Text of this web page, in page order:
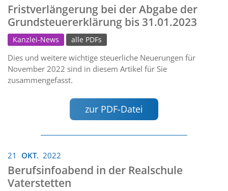
Fristverlängerung bei der Abgabe der
Grundsteuererklärung bis 31.01.2023
Kanzlei-News alle PDFs
Dies und weitere wichtige steuerliche Neuerungen für
November 2022 sind in diesem Artikel für Sie
zusammengefasst.
zur PDF-Datei
21 OKT. 2022
Berufsinfoabend in der Realschule
Vaterstetten